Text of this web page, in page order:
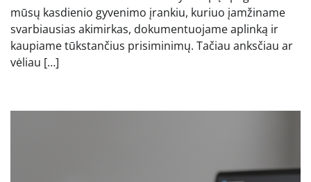
mūsų kasdienio gyvenimo įrankiu, kuriuo įamžiname
svarbiausias akimirkas, dokumentuojame aplinką ir
kaupiame tūkstančius prisiminimų. Tačiau anksčiau ar
vėliau […]